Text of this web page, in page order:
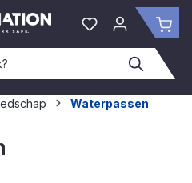
Je hebt 0 items
Waterpassen